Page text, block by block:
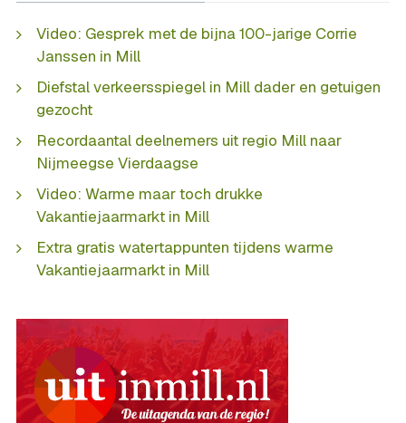
Video: Gesprek met de bijna 100-jarige Corrie
Janssen in Mill
Diefstal verkeersspiegel in Mill dader en getuigen
gezocht
Recordaantal deelnemers uit regio Mill naar
Nijmeegse Vierdaagse
Video: Warme maar toch drukke
Vakantiejaarmarkt in Mill
Extra gratis watertappunten tijdens warme
Vakantiejaarmarkt in Mill